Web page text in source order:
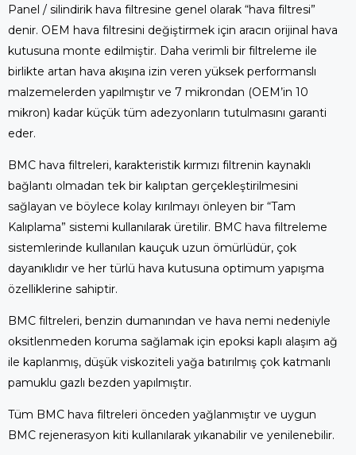
Panel / silindirik hava filtresine genel olarak “hava filtresi”
denir. OEM hava filtresini değiştirmek için aracın orijinal hava
kutusuna monte edilmiştir. Daha verimli bir filtreleme ile
birlikte artan hava akışına izin veren yüksek performanslı
malzemelerden yapılmıştır ve 7 mikrondan (OEM’in 10
mikron) kadar küçük tüm adezyonların tutulmasını garanti
eder.
BMC hava filtreleri, karakteristik kırmızı filtrenin kaynaklı
bağlantı olmadan tek bir kalıptan gerçekleştirilmesini
sağlayan ve böylece kolay kırılmayı önleyen bir “Tam
Kalıplama” sistemi kullanılarak üretilir. BMC hava filtreleme
sistemlerinde kullanılan kauçuk uzun ömürlüdür, çok
dayanıklıdır ve her türlü hava kutusuna optimum yapışma
özelliklerine sahiptir.
BMC filtreleri, benzin dumanından ve hava nemi nedeniyle
oksitlenmeden koruma sağlamak için epoksi kaplı alaşım ağ
ile kaplanmış, düşük viskoziteli yağa batırılmış çok katmanlı
pamuklu gazlı bezden yapılmıştır.
Tüm BMC hava filtreleri önceden yağlanmıştır ve uygun
BMC rejenerasyon kiti kullanılarak yıkanabilir ve yenilenebilir.